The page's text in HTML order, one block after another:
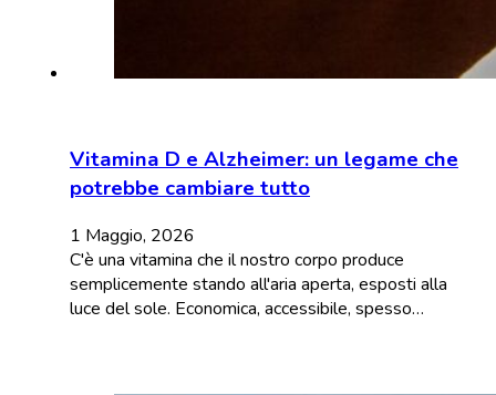
Vitamina D e Alzheimer: un legame che
potrebbe cambiare tutto
1 Maggio, 2026
C'è una vitamina che il nostro corpo produce
semplicemente stando all'aria aperta, esposti alla
luce del sole. Economica, accessibile, spesso…